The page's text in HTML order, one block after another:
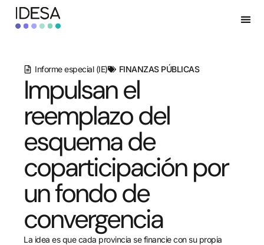
Informe especial (IE) FINANZAS PÚBLICAS
Impulsan el
reemplazo del
esquema de
coparticipación por
un fondo de
convergencia
La idea es que cada provincia se financie con su propia